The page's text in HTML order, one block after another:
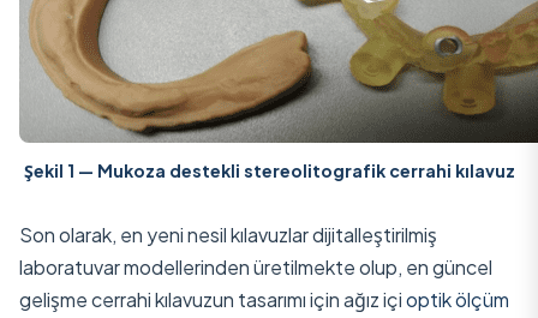
Şekil 1 — Mukoza destekli stereolitografik cerrahi kılavuz
Son olarak, en yeni nesil kılavuzlar dijitalleştirilmiş
laboratuvar modellerinden üretilmekte olup, en güncel
gelişme cerrahi kılavuzun tasarımı için ağız içioptik ölçüm